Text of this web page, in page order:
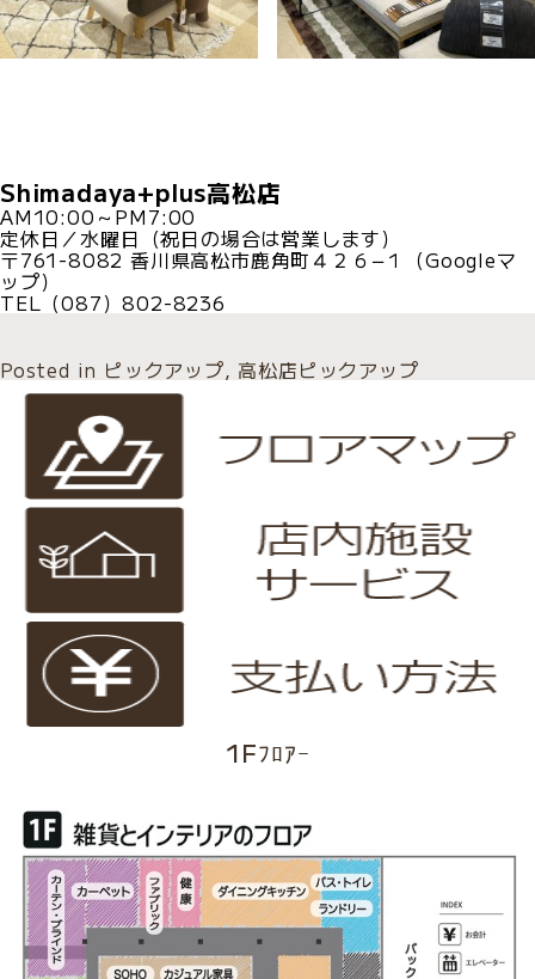
Shimadaya+plus高松店
AM10:00～PM7:00
定休日／水曜日（祝日の場合は営業します）
〒761-8082 香川県高松市鹿角町４２６−１（Googleマ
ップ）
TEL（087）802-8236
Posted in ピックアップ, 高松店ピックアップ
1Fﾌﾛｱｰ